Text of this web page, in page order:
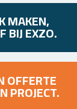
MAKEN,
BIJ EXZO.
OFFERTE
PROJECT.